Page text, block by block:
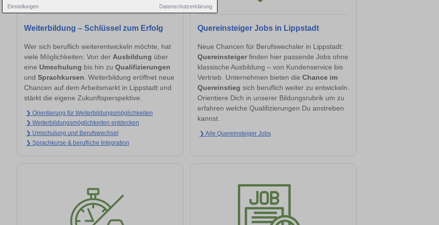
Einstellungen Datenschutzerklärung
Weiterbildung – Schlüssel zum Erfolg
Wer sich beruflich weiterentwickeln möchte, hat
viele Möglichkeiten: Von der Ausbildung über
eine Umschulung bis hin zu Qualifizierungen
und Sprachkursen . Weiterbildung eröffnet neue
Chancen auf dem Arbeitsmarkt in Lippstadt und
stärkt die eigene Zukunftsperspektive.
❯ Orientierung für Weiterbildungsmöglichkeiten
❯ Weiterbildungsmöglichkeiten entdecken
❯ Umschulung und Berufswechsel
❯ Sprachkurse & berufliche Integration
Quereinsteiger Jobs in Lippstadt
Neue Chancen für Berufswechsler in Lippstadt:
Quereinsteigerfinden hier passende Jobs ohne
klassische Ausbildung – von Kundenservice bis
Vertrieb. Unternehmen bieten die Chance im
Quereinstieg sich beruflich weiter zu entwickeln.
Orientiere Dich in unserer Bildungsrubrik um zu
erfahren welche Qualifizierungen Du anstreben
kannst.
❯ Alle Quereinsteiger Jobs